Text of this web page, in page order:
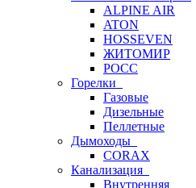
ALPINE AIR
ATON
HOSSEVEN
ЖИТОМИР
РОСС
Горелки
Газовые
Дизельные
Пеллетные
Дымоходы
CORAX
Канализация
Внутренняя